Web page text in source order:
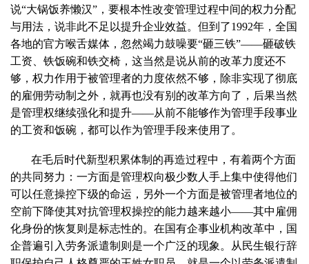
说“大锅饭养懒汉”，要根本性改变管理过程中间的权力分配
与用法，说非此不足以提升企业效益。但到了1992年，全国
各地的官方喉舌媒体，忽然竭力鼓噪要“砸三铁”——砸破铁
工资、铁饭碗和铁交椅，这当然是说从前的改革力度还不
够，权力作用于被管理者的力度依然不够，除非实现了彻底
的雇佣劳动制之外，就再也没有别的改革方向了，后果当然
是管理权继续强化和提升——从前不能够作为管理手段事业
的工资和饭碗，都可以作为管理手段来使用了。
在毛后时代新型积累体制的再造过程中，有着两个方面
的共同努力：一方面是管理权向极少数人手上集中使得他们
可以任意操控下级的命运，另外一个方面是被管理者地位的
空前下降使其对抗管理权操控的能力越来越小——其中雇佣
化身份的恢复则是标志性的。在国有企事业机构改革中，国
企普遍引入劳务派遣制则是一个广泛的现象。从民生银行辞